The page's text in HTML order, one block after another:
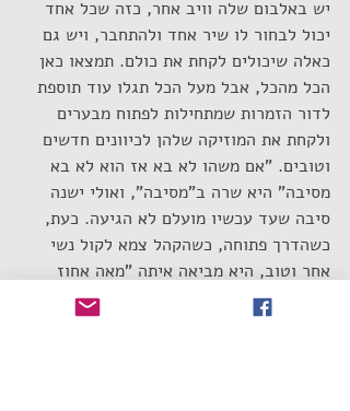
יש באלבום שלה וויב אחר, כזה שכל אחד
יכול לבחור לו שיר אחד ולהתחבר, ויש גם
כאלה שיכולים לקחת את כולם. תמצאו כאן
הכל מהכל, אבל מעל הכל תגלו עוד תוספת
לדור הזמרות שמתחילות לפתוח מבערים
ולקחת את המוזיקה שלהן לכיוונים חדשים
וטובים. "אם משהו לא בא אז הוא לא בא
מסיבה" היא שרה ב"מסיבה", ואולי ישנה
סיבה שעד עכשיו מועלם לא הגיעה. כעת,
כשהדרך פתוחה, כשהקהל צמא לקול נשי
אחר וטוב, היא מביאה איתה "מאה אחוז
אש" (אריה) וגם יופי של מוזיקה מגוונת,
מרתקת ומבטיחה.